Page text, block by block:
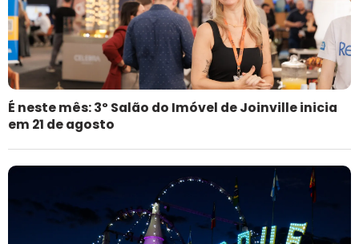
É neste mês: 3º Salão do Imóvel de Joinville inicia
em 21 de agosto